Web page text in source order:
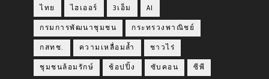
ไทย ไฮเออร์ 3เอ็ม AI
กรมการพัฒนาชุมชน กระทรวงพาณิชย์
กสทช. ความเหลื่อมล้ำ ชาวไร่
ชุมชนล้อมรักษ์ ช้อปปิ้ง ซับคอน ซีพี